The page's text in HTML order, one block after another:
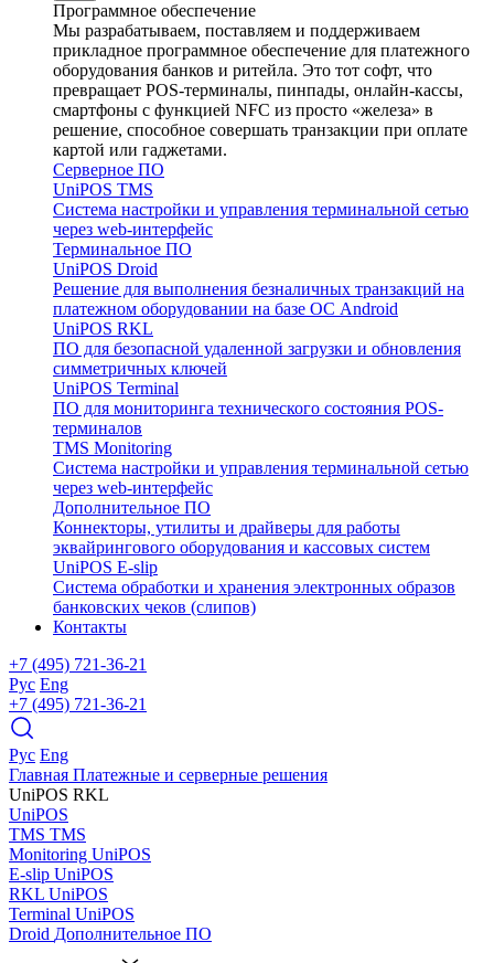
Программное обеспечение
Мы разрабатываем, поставляем и поддерживаем
прикладное программное обеспечение для платежного
оборудования банков и ритейла. Это тот софт, что
превращает POS-терминалы, пинпады, онлайн-кассы,
смартфоны с функцией NFC из просто «железа» в
решение, способное совершать транзакции при оплате
картой или гаджетами.
Серверное ПО
UniPOS TMS
Система настройки и управления терминальной сетью
через web-интерфейс
Терминальное ПО
UniPOS Droid
Решение для выполнения безналичных транзакций на
платежном оборудовании на базе ОС Android
UniPOS RKL
ПО для безопасной удаленной загрузки и обновления
симметричных ключей
UniPOS Terminal
ПО для мониторинга технического состояния POS-
терминалов
TMS Monitoring
Система настройки и управления терминальной сетью
через web-интерфейс
Дополнительное ПО
Коннекторы, утилиты и драйверы для работы
эквайрингового оборудования и кассовых систем
UniPOS E-slip
Система обработки и хранения электронных образов
банковских чеков (слипов)
Контакты
+7 (495) 721-36-21
Рус Eng
+7 (495) 721-36-21
Рус Eng
Главная Платежные и серверные решения
UniPOS RKL
UniPOS
TMS TMS
Monitoring UniPOS
E-slip UniPOS
RKL UniPOS
Terminal UniPOS
Droid Дополнительное ПО